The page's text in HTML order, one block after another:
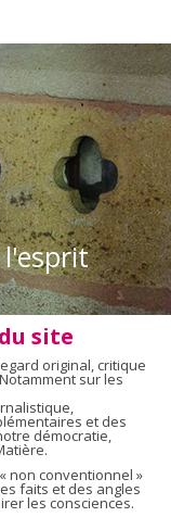
l'esprit
site
original, critique
sur les
et des
démocratie,
non conventionnel »
faits et des angles
les consciences.